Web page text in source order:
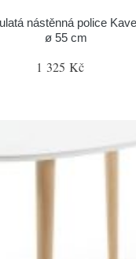
nástěnná police
ø 55 cm
1 325 Kč